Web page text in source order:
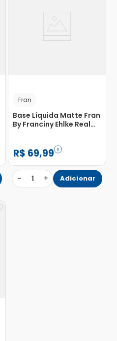
Fran
Base Líquida Matte Fran
By Franciny Ehlke Real
R$ 69,99
− 1 + Adicionar